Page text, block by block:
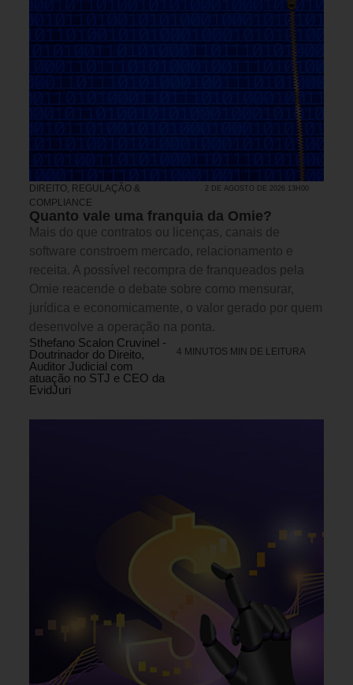
DIREITO, REGULAÇÃO &
COMPLIANCE
2 DE AGOSTO DE 2026 13H00
Quanto vale uma franquia da Omie?
Mais do que contratos ou licenças, canais de
software constroem mercado, relacionamento e
receita. A possível recompra de franqueados pela
Omie reacende o debate sobre como mensurar,
jurídica e economicamente, o valor gerado por quem
desenvolve a operação na ponta.
Sthefano Scalon Cruvinel -
Doutrinador do Direito,
Auditor Judicial com
atuação no STJ e CEO da
EvidJuri
4 MINUTOS MIN DE LEITURA